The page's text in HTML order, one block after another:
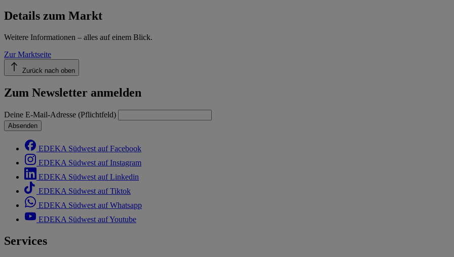
Details zum Markt
Weitere Informationen – alles auf einem Blick.
Zur Marktseite
Zurück nach oben
Zum Newsletter anmelden
Deine E-Mail-Adresse (Pflichtfeld)
Absenden
EDEKA Südwest auf Facebook
EDEKA Südwest auf Instagram
EDEKA Südwest auf Linkedin
EDEKA Südwest auf Tiktok
EDEKA Südwest auf Whatsapp
EDEKA Südwest auf Youtube
Services